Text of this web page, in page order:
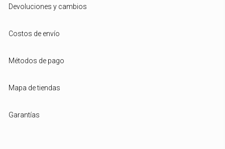
Devoluciones y cambios
Costos de envío
Métodos de pago
Mapa de tiendas
Garantías